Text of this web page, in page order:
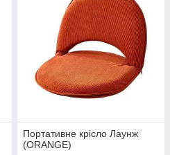
Портативне крісло Лаунж
(ORANGE)